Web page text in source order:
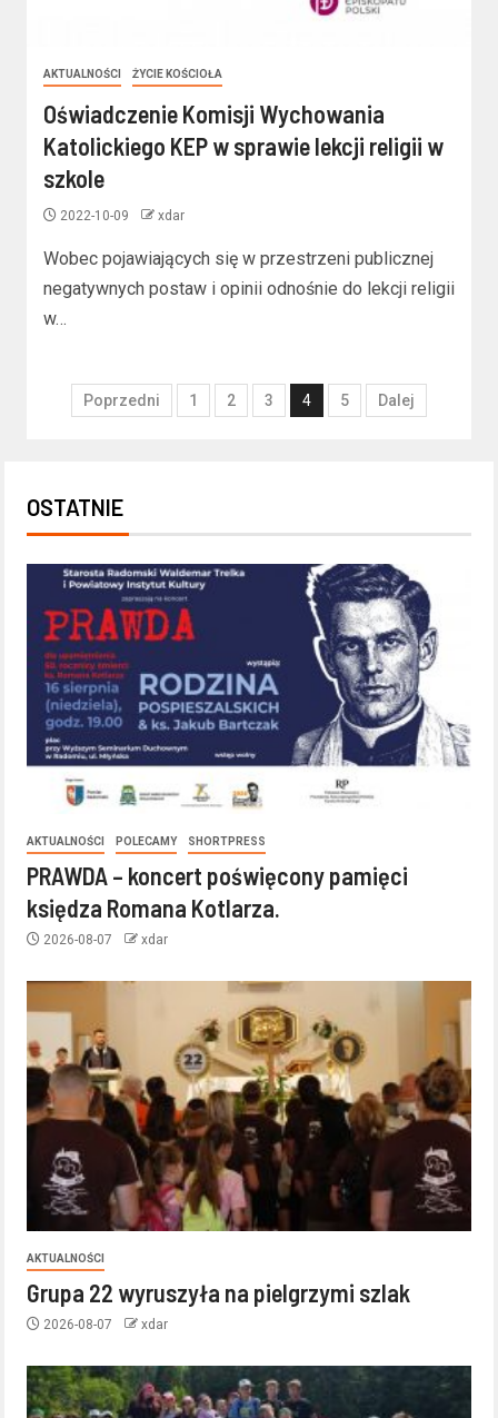
AKTUALNOŚCI ŻYCIE KOŚCIOŁA
Oświadczenie Komisji Wychowania
Katolickiego KEP w sprawie lekcji religii w
szkole
2022-10-09 xdar
Wobec pojawiających się w przestrzeni publicznej
negatywnych postaw i opinii odnośnie do lekcji religii
w…
Poprzedni 1 2 3 4 5 Dalej
OSTATNIE
AKTUALNOŚCI POLECAMY SHORTPRESS
PRAWDA – koncert poświęcony pamięci
księdza Romana Kotlarza.
2026-08-07 xdar
AKTUALNOŚCI
Grupa 22 wyruszyła na pielgrzymi szlak
2026-08-07 xdar